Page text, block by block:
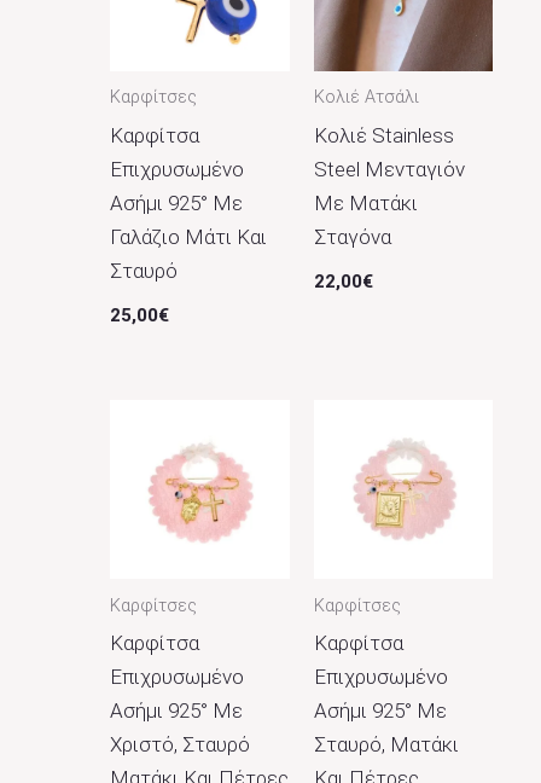
Καρφίτσες
Καρφίτσα
Επιχρυσωμένο
Ασήμι 925° Με
Γαλάζιο Μάτι Και
Σταυρό
25,00€
Κολιέ Ατσάλι
Κολιέ Stainless
Steel Μενταγιόν
Με Ματάκι
Σταγόνα
22,00€
Καρφίτσες
Καρφίτσα
Επιχρυσωμένο
Ασήμι 925° Με
Χριστό, Σταυρό
Ματάκι Και Πέτρες
Καρφίτσες
Καρφίτσα
Επιχρυσωμένο
Ασήμι 925° Με
Σταυρό, Ματάκι
Και Πέτρες